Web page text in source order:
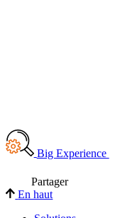
Big Experience
Partager
En haut